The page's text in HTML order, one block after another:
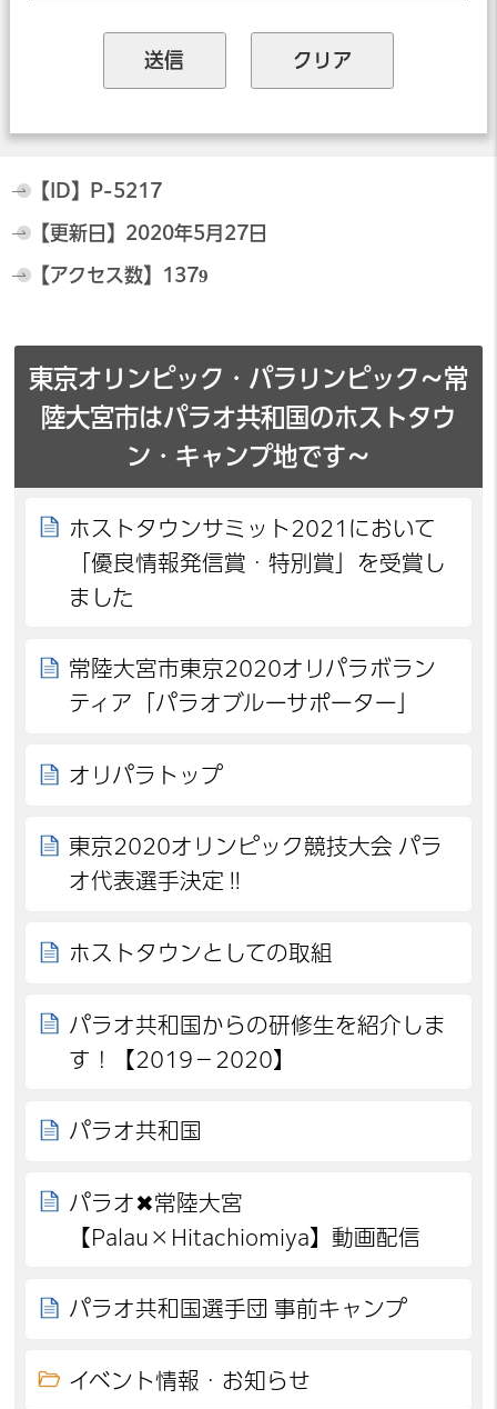
【ID】 P-5217
【更新日】 2020年5月27日
【アクセス数】 1379
東京オリンピック・パラリンピック～常
陸大宮市はパラオ共和国のホストタウ
ン・キャンプ地です～
ホストタウンサミット2021において
「優良情報発信賞・特別賞」を受賞し
ました
常陸大宮市東京2020オリパラボラン
ティア「パラオブルーサポーター」
オリパラトップ
東京2020オリンピック競技大会 パラ
オ代表選手決定‼
ホストタウンとしての取組
パラオ共和国からの研修生を紹介しま
す！【2019－2020】
パラオ共和国
パラオ✖常陸大宮
【Palau×Hitachiomiya】動画配信
パラオ共和国選手団 事前キャンプ
イベント情報・お知らせ